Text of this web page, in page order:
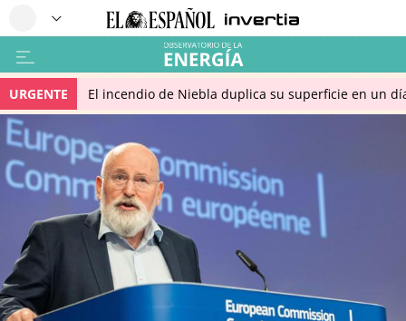
URGENTE El incendio de Niebla duplica su superficie en un